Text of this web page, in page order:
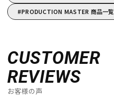
PRODUCTION MASTER 商品一覧
CUSTOMER
REVIEWS
お客様の声